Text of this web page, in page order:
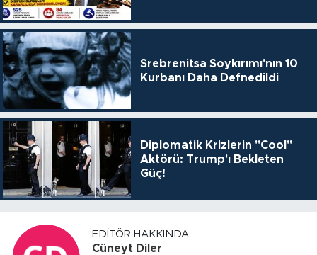
Srebrenitsa Soykırımı'nın 10
Kurbanı Daha Defnedildi
Diplomatik Krizlerin "Cool"
Aktörü: Trump'ı Bekleten
Güç!
EDITÖR HAKKINDA
Cüneyt Diler